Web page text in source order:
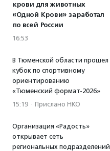
крови для животных
«Одной Крови» заработал
по всей России
16:53
В Тюменской области прошел
кубок по спортивному
ориентированию
«Тюменский формат-2026»
15:19 · Прислано НКО
Организация «Радость»
открывает сеть
региональных подразделений